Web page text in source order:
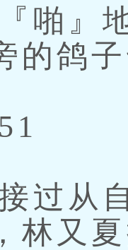
』地
的鸽
从自
林又